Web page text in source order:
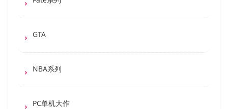
GTA
NBA系列
PC单机大作